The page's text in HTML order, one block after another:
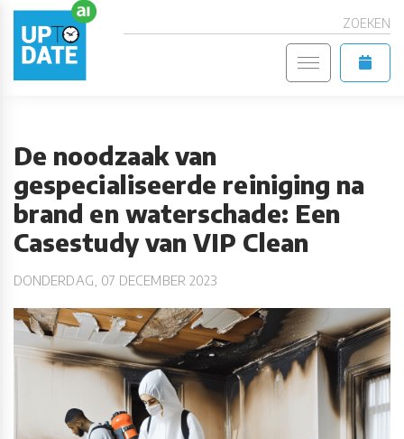
ZOEKEN
De noodzaak van
gespecialiseerde reiniging na
brand en waterschade: Een
Casestudy van VIP Clean
DONDERDAG, 07 DECEMBER 2023